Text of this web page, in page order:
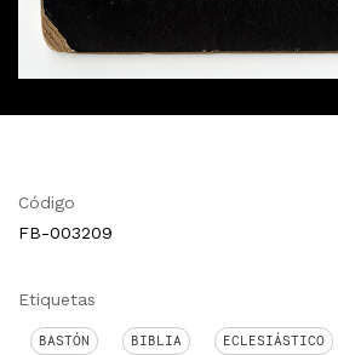
Código
FB-003209
Etiquetas
BASTÓN BIBLIA ECLESIÁSTICO